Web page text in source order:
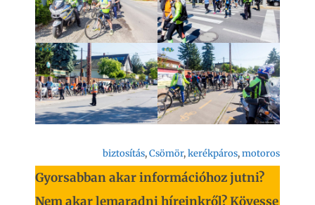
biztosítás, Csömör, kerékpáros, motoros
Gyorsabban akar információhoz jutni?
Nem akar lemaradni híreinkről? Kövesse